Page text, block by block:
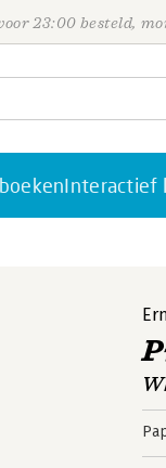
23:00 besteld,
Interactief